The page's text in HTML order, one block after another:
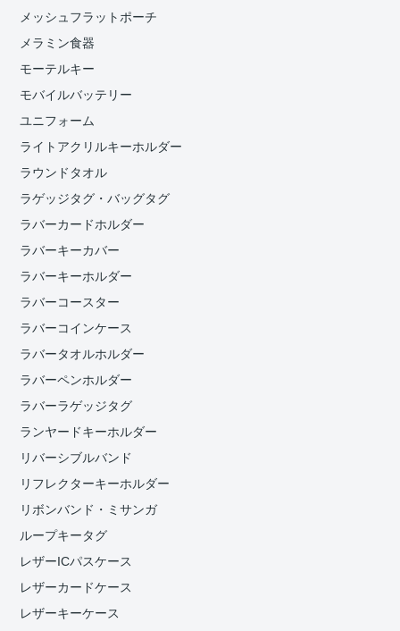
メッシュフラットポーチ
メラミン食器
モーテルキー
モバイルバッテリー
ユニフォーム
ライトアクリルキーホルダー
ラウンドタオル
ラゲッジタグ・バッグタグ
ラバーカードホルダー
ラバーキーカバー
ラバーキーホルダー
ラバーコースター
ラバーコインケース
ラバータオルホルダー
ラバーペンホルダー
ラバーラゲッジタグ
ランヤードキーホルダー
リバーシブルバンド
リフレクターキーホルダー
リボンバンド・ミサンガ
ループキータグ
レザーICパスケース
レザーカードケース
レザーキーケース